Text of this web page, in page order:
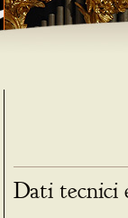
Dati tecnici